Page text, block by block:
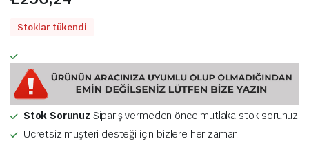
Stoklar tükendi
Stok Sorunuz Sipariş vermeden önce mutlaka stok sorunuz
Ücretsiz müşteri desteği için bizlere her zaman